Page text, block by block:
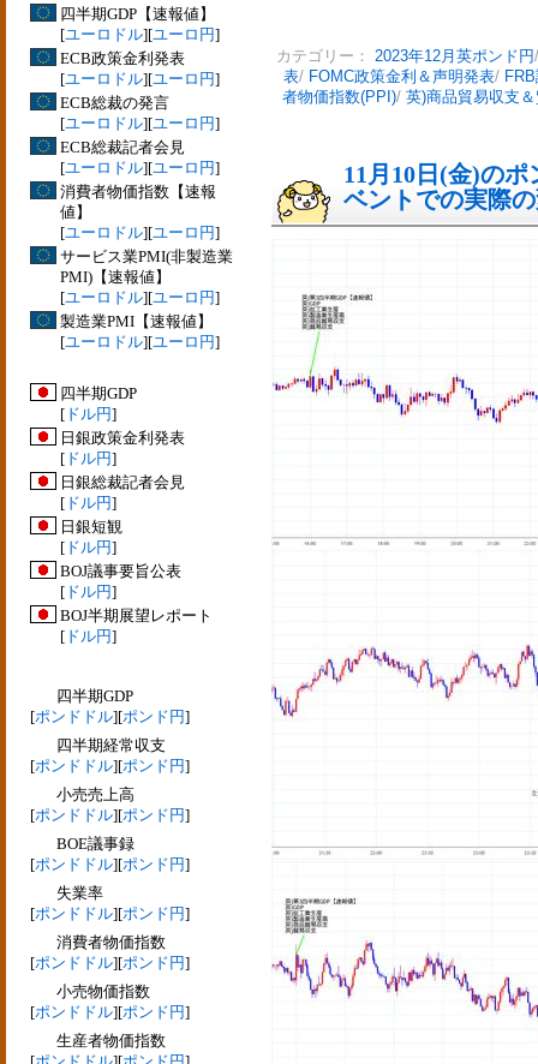
四半期GDP【速報値】
[ユーロドル][ユーロ円]
ECB政策金利発表
[ユーロドル][ユーロ円]
ECB総裁の発言
[ユーロドル][ユーロ円]
ECB総裁記者会見
[ユーロドル][ユーロ円]
消費者物価指数【速報
値】
[ユーロドル][ユーロ円]
サービス業PMI(非製造業
PMI)【速報値】
[ユーロドル][ユーロ円]
製造業PMI【速報値】
[ユーロドル][ユーロ円]
四半期GDP
[ ドル円]
日銀政策金利発表
[ ドル円]
日銀総裁記者会見
[ ドル円]
日銀短観
[ ドル円]
BOJ議事要旨公表
[ ドル円]
BOJ半期展望レポート
[ ドル円]
四半期GDP
[ポンドドル][ポンド円]
四半期経常収支
[ポンドドル][ポンド円]
小売売上高
[ポンドドル][ポンド円]
BOE議事録
[ポンドドル][ポンド円]
失業率
[ポンドドル][ポンド円]
消費者物価指数
[ポンドドル][ポンド円]
小売物価指数
[ポンドドル][ポンド円]
生産者物価指数
カテゴリー： 2023年12月英ポンド円
表/ FOMC政策金利＆声明発表/
者物価指数(PPI)/ 英)商品貿易収支
11月10日(金)の
ベントでの実際